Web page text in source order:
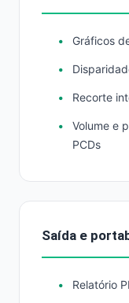
Gráficos
Recorte
Volume e
PCDs
Saída e
Relatório